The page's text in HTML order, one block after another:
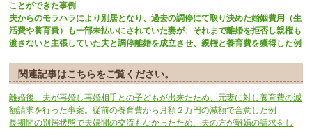
ことができた事例
夫からのモラハラにより別居となり、過去の調停にて取り決めた婚姻費用（生
活費や養育費）も一部未払いにされていた妻が、それまで離婚を拒否し親権も
渡さないと主張していた夫と調停離婚を成立させ、親権と養育費を獲得した例
関連記事はこちらをご覧ください。
離婚後、夫が再婚し再婚相手との子どもが出来たため、元妻に対し養育費の減
額請求を行った事案。従前の養育費から月額２万円の減額で合意した例
長期間の別居状態で夫婦間の交流もなかったため、夫の方が離婚の請求をし